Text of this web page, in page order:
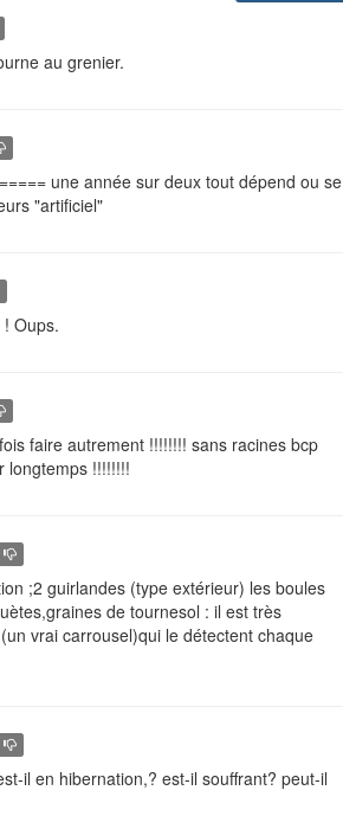
au grenier.
une année sur deux tout dépend ou se
"artificiel"
Oups.
faire autrement !!!!!!!! sans racines bcp
longtemps !!!!!!!!
;2 guirlandes (type extérieur) les boules
de tournesol : il est très
vrai carrousel)qui le détectent chaque
il en hibernation,? est-il souffrant? peut-il